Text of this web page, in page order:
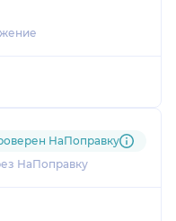
НаПоправку
НаПоправку